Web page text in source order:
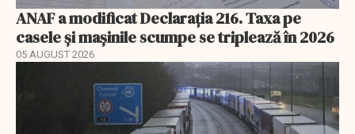
ANAF a modificat Declarația 216. Taxa pe
casele și mașinile scumpe se triplează în 2026
05 AUGUST 2026